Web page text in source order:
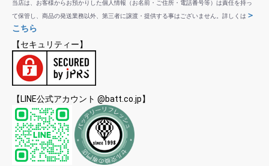
当店は、お客様からお預かりした個人情報（お名前・ご住所・電話番号等）は責任を持っ
て保管し、商品の発送業務以外、第三者に譲渡・提供する事はございません。詳しくは ＞
こちら
【セキュリティー】
【LINE公式アカウント @batt.co.jp】